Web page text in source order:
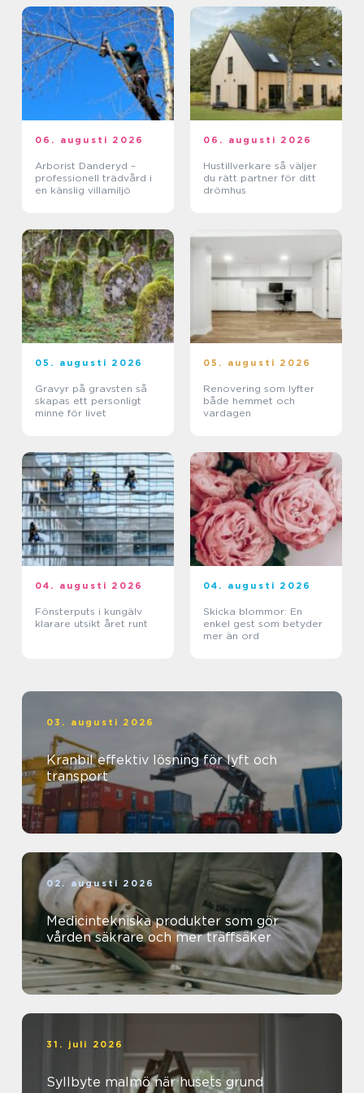
06. augusti 2026
Arborist Danderyd –
professionell trädvård i
en känslig villamiljö
06. augusti 2026
Hustillverkare så väljer
du rätt partner för ditt
drömhus
05. augusti 2026
Gravyr på gravsten så
skapas ett personligt
minne för livet
05. augusti 2026
Renovering som lyfter
både hemmet och
vardagen
04. augusti 2026
Fönsterputs i kungälv
klarare utsikt året runt
04. augusti 2026
Skicka blommor: En
enkel gest som betyder
mer än ord
03. augusti 2026
Kranbil effektiv lösning för lyft och
transport
02. augusti 2026
Medicintekniska produkter som gör
vården säkrare och mer träffsäker
31. juli 2026
Syllbyte malmö när husets grund